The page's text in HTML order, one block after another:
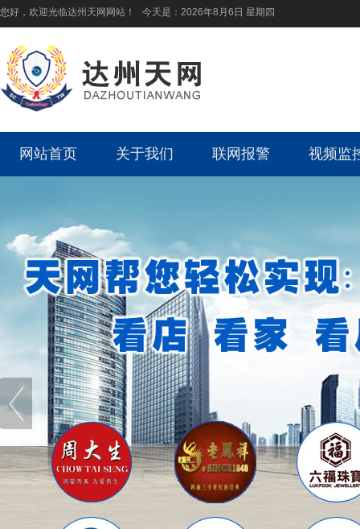
您好，欢迎光临达州天网网站！ 今天是： 2026年8月6日 星期四
网站首页 关于我们 联网报警 视频监